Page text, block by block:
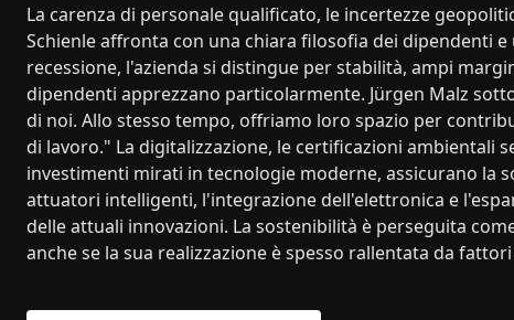
La carenza di personale qualificato, le incertezze
Schienle affronta con una chiara filosofia dei dipendenti
recessione, l'azienda si distingue per stabilità, ampi
dipendenti apprezzano particolarmente. Jürgen Malz
di noi. Allo stesso tempo, offriamo loro spazio per
di lavoro." La digitalizzazione, le certificazioni ambientali
investimenti mirati in tecnologie moderne, assicurano la
attuatori intelligenti, l'integrazione dell'elettronica e
delle attuali innovazioni. La sostenibilità è perseguita
anche se la sua realizzazione è spesso rallentata da